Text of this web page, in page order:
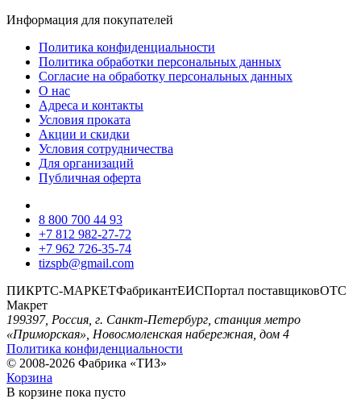
Информация для покупателей
Политика конфиденциальности
Политика обработки персональных данных
Согласие на обработку персональных данных
О нас
Адреса и контакты
Условия проката
Акции и скидки
Условия сотрудничества
Для организаций
Публичная оферта
8 800 700 44 93
+7 812 982-27-72
+7 962 726-35-74
tizspb@gmail.com
ПИКРТС-МАРКЕТФабрикантЕИСПортал поставщиковОТС
Макрет
199397, Россия, г. Санкт-Петербург, станция метро
«Приморская», Новосмоленская набережная, дом 4
Политика конфиденциальности
© 2008-2026 Фабрика «ТИЗ»
Корзина
В корзине пока пусто